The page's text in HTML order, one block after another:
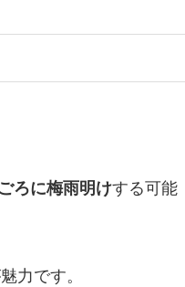
ろに梅雨明けする可能
力です。